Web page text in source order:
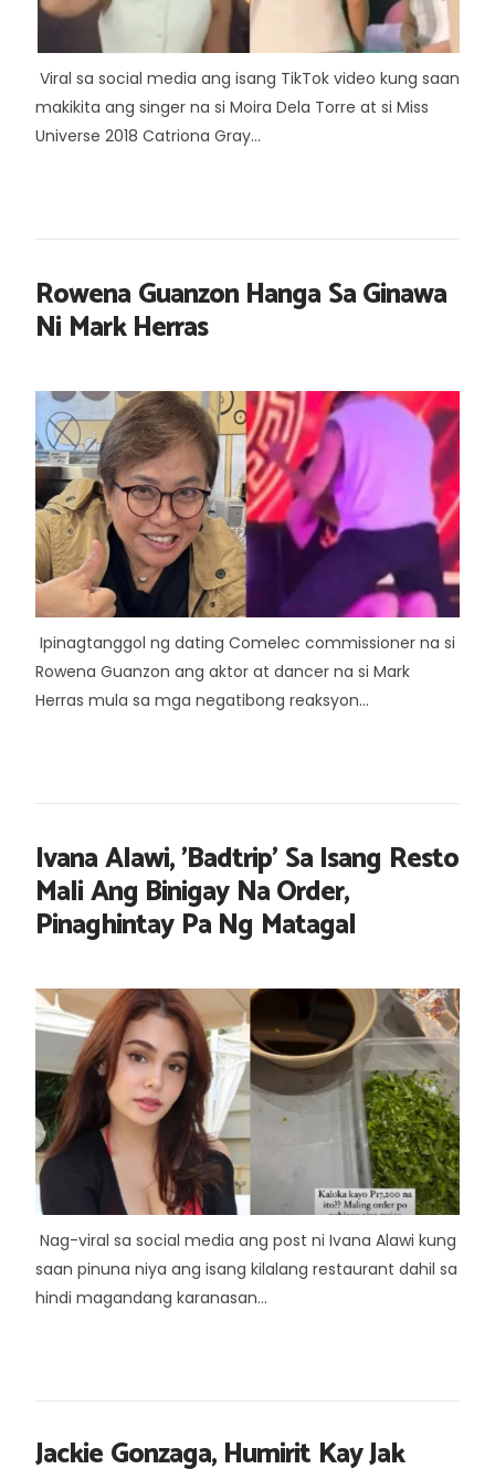
Viral sa social media ang isang TikTok video kung saan
makikita ang singer na si Moira Dela Torre at si Miss
Universe 2018 Catriona Gray...
Rowena Guanzon Hanga Sa Ginawa
Ni Mark Herras
Ipinagtanggol ng dating Comelec commissioner na si
Rowena Guanzon ang aktor at dancer na si Mark
Herras mula sa mga negatibong reaksyon...
Ivana Alawi, 'Badtrip' Sa Isang Resto
Mali Ang Binigay Na Order,
Pinaghintay Pa Ng Matagal
Nag-viral sa social media ang post ni Ivana Alawi kung
saan pinuna niya ang isang kilalang restaurant dahil sa
hindi magandang karanasan...
Jackie Gonzaga, Humirit Kay Jak